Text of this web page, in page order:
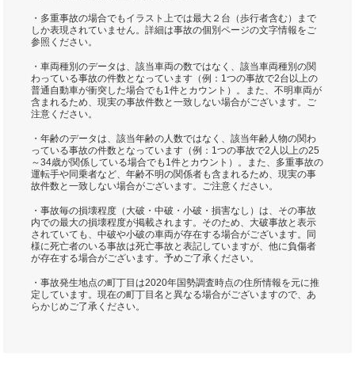
・多重事故の場合でもイラスト上では最大２台（歩行者含む）まで
しか表現されていません。詳細は事故の個別ページの文字情報をご
参照ください。
・車両種別のデータは、該当車両の数ではなく、該当車両種別の関
わっている事故の件数となっています（例：1つの事故で2台以上の
普通自動車が衝突した場合でも1件とカウント）。また、不明車両が
含まれるため、現実の事故件数と一致しない場合がございます。ご
注意ください。
・年齢のデータは、該当年齢の人数ではなく、該当年齢人物の関わ
っている事故の件数となっています（例：1つの事故で2人以上の25
～34歳が関係している場合でも1件とカウント）。また、多重事故の
運転手や同乗者など、年齢不明の関係者も含まれるため、現実の事
故件数と一致しない場合がございます。ご注意ください。
・事故毎の損壊程度（大破・中破・小破・損害なし）は、その事故
内での最大の損壊程度が掲載されます。そのため、大破事故と表示
されていても、中破や小破の車両が存在する場合がございます。同
様に死亡者のいる事故は死亡事故と表記していますが、他に負傷者
が存在する場合がございます。予めご了承ください。
・事故発生地点の町丁目は2020年国勢調査時点の住所情報を元に推
定しています。現在の町丁目名と異なる場合がございますので、あ
らかじめご了承ください。